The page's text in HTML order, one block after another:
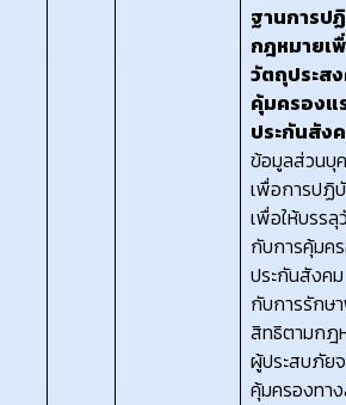
ฐานการป
กฎหมายเ
วัตถุประส
คุ้มครองแ
ประกันสัง
ข้อมูลส่วนบุ
เพื่อการปฏิ
เพื่อให้บรร
กับการคุ้มค
ประกันสังค
กับการรักษ
สิทธิตามกฎ
ผู้ประสบภั
คุ้มครองทา